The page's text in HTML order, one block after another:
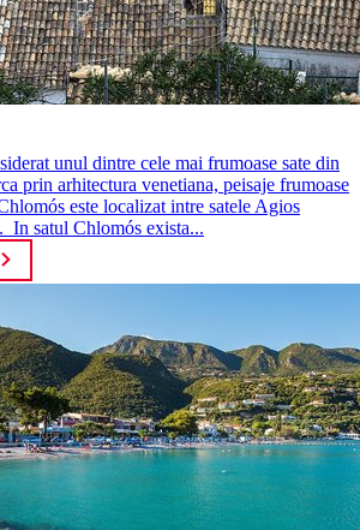
unul dintre cele mai frumoase sate din
prin arhitectura venetiana, peisaje frumoase
este localizat intre satele Agios
In satul Chlomós exista...